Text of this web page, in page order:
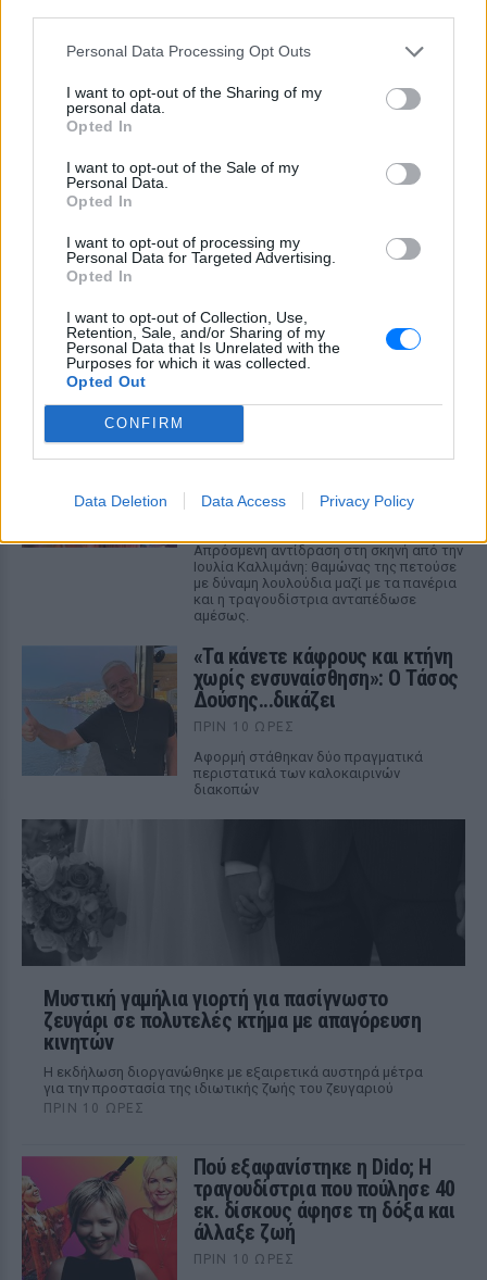
Personal Data Processing Opt Outs
I want to opt-out of the Sharing of my
personal data.
Opted In
I want to opt-out of the Sale of my
Personal Data.
Opted In
I want to opt-out of processing my
Personal Data for Targeted Advertising.
Opted In
I want to opt-out of Collection, Use,
Retention, Sale, and/or Sharing of my
Personal Data that Is Unrelated with the
Purposes for which it was collected.
Opted Out
CONFIRM
Data Deletion Data Access Privacy Policy
ΔΕΙΤΕ ΕΠΙΣΗΣ
ΠΡΙΝ 10 ΏΡΕΣ
Τώρα, στα 53 του, μίλησε δημόσια για
κάτι που δεν χωρούσε σε εκείνη την
πλήρωσε με το ίδιο νόμισμα
αυτό;»
Απρόσμενη αντίδραση στη σκηνή από την
Ιουλία Καλλιμάνη: θαμώνας της πετούσε
με δύναμη λουλούδια μαζί με τα πανέρια
και η τραγουδίστρια ανταπέδωσε
αμέσως.
«Τα κάνετε κάφρους και κτήνη
χωρίς ενσυναίσθηση»: Ο Τάσος
Δούσης...δικάζει
ΠΡΙΝ 10 ΏΡΕΣ
Αφορμή στάθηκαν δύο πραγματικά
περιστατικά των καλοκαιρινών
διακοπών
Μυστική γαμήλια γιορτή για πασίγνωστο
ζευγάρι σε πολυτελές κτήμα με απαγόρευση
κινητών
Η εκδήλωση διοργανώθηκε με εξαιρετικά αυστηρά μέτρα
για την προστασία της ιδιωτικής ζωής του ζευγαριού
ΠΡΙΝ 10 ΏΡΕΣ
Πού εξαφανίστηκε η Dido; Η
τραγουδίστρια που πούλησε 40
εκ. δίσκους άφησε τη δόξα και
άλλαξε ζωή
ΠΡΙΝ 10 ΏΡΕΣ